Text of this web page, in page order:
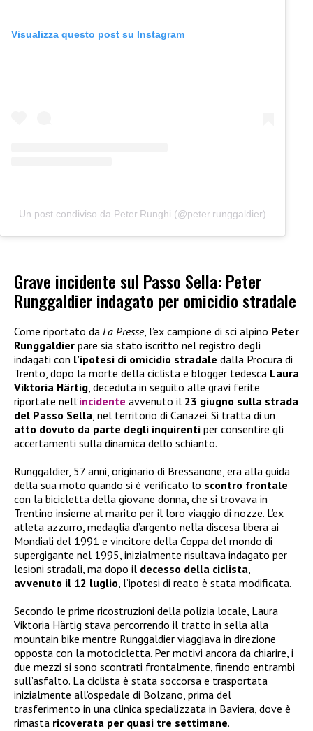
Visualizza questo post su Instagram
Un post condiviso da Peter.Runghi (@peter.runggaldier)
Grave incidente sul Passo Sella: Peter
Runggaldier indagato per omicidio stradale
Come riportato da La Presse, l’ex campione di sci alpino Peter
Runggaldier pare sia stato iscritto nel registro degli
indagati con l’ipotesi di omicidio stradale dalla Procura di
Trento, dopo la morte della ciclista e blogger tedesca Laura
Viktoria Härtig, deceduta in seguito alle gravi ferite
riportate nell’incidente avvenuto il 23 giugno sulla strada
del Passo Sella, nel territorio di Canazei. Si tratta di un
atto dovuto da parte degli inquirenti per consentire gli
accertamenti sulla dinamica dello schianto.
Runggaldier, 57 anni, originario di Bressanone, era alla guida
della sua moto quando si è verificato lo scontro frontale
con la bicicletta della giovane donna, che si trovava in
Trentino insieme al marito per il loro viaggio di nozze. L’ex
atleta azzurro, medaglia d’argento nella discesa libera ai
Mondiali del 1991 e vincitore della Coppa del mondo di
supergigante nel 1995, inizialmente risultava indagato per
lesioni stradali, ma dopo il decesso della ciclista,
avvenuto il 12 luglio, l’ipotesi di reato è stata modificata.
Secondo le prime ricostruzioni della polizia locale, Laura
Viktoria Härtig stava percorrendo il tratto in sella alla
mountain bike mentre Runggaldier viaggiava in direzione
opposta con la motocicletta. Per motivi ancora da chiarire, i
due mezzi si sono scontrati frontalmente, finendo entrambi
sull’asfalto. La ciclista è stata soccorsa e trasportata
inizialmente all’ospedale di Bolzano, prima del
trasferimento in una clinica specializzata in Baviera, dove è
rimasta ricoverata per quasi tre settimane.